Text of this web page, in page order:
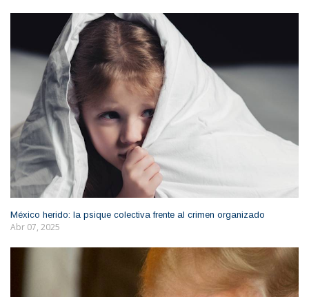
México herido: la psique colectiva frente al crimen organizado
Abr 07, 2025